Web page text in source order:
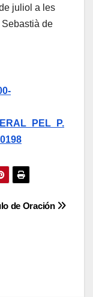
juliol a les
Sebastià de
de Oración